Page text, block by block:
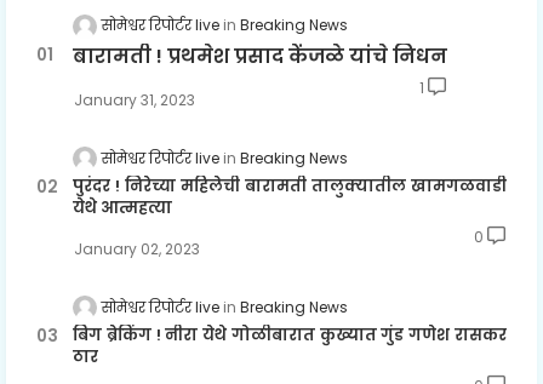
सोमेश्वर रिपोर्टर live Breaking News
बारामती ! प्रथमेश प्रसाद केंजळे यांचे निधन
January 31, 2023
1
सोमेश्वर रिपोर्टर live Breaking News
पुरंदर ! निरेच्या महिलेची बारामती तालुक्यातील खामगळवाडी
येथे आत्महत्या
January 02, 2023
0
सोमेश्वर रिपोर्टर live Breaking News
बिग ब्रेकिंग ! नीरा येथे गोळीबारात कुख्यात गुंड गणेश रासकर
ठार